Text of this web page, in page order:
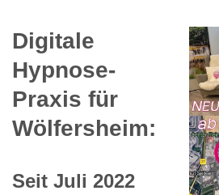
Digitale
Hypnose-
Praxis für
Wölfersheim:
Seit Juli 2022